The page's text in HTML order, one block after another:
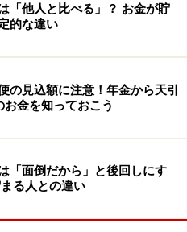
ん。そのほか、
障害年金な
もあります。
（65歳開始）で受け取り始
間もあります。
から「20年と10カ月」が経
した人のほうが累計の受給
点といいます）。
「他人と比べる」？ お金が貯
的な違い
の見込額に注意！年金から天引
お金を知っておこう
「面倒だから」と後回しにす
る人との違い